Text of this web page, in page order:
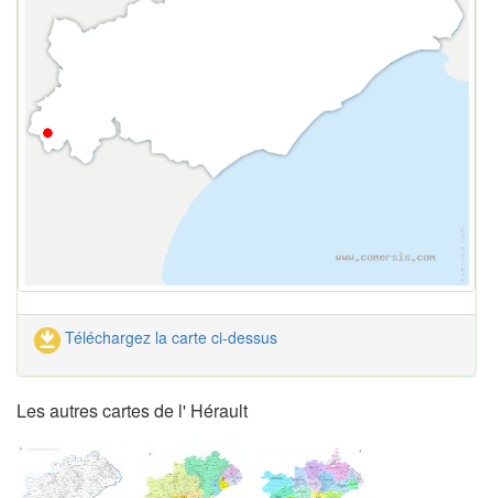
Téléchargez la carte ci-dessus
Les autres cartes de l' Hérault